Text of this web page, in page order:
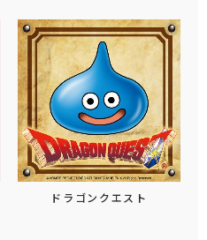
ドラゴンクエスト